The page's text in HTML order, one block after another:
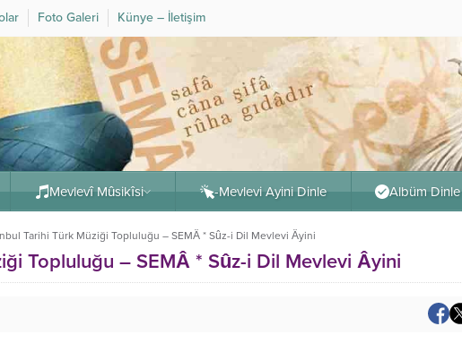
Foto Galeri Künye – İletişim
Mevlevî Mûsikîsi -Mevlevi Ayini Dinle Albüm Dinle
Tarihi Türk Müziği Topluluğu – SEMÂ * Sûz-i Dil Mevlevi Âyini
Topluluğu – SEMÂ * Sûz-i Dil Mevlevi Âyini